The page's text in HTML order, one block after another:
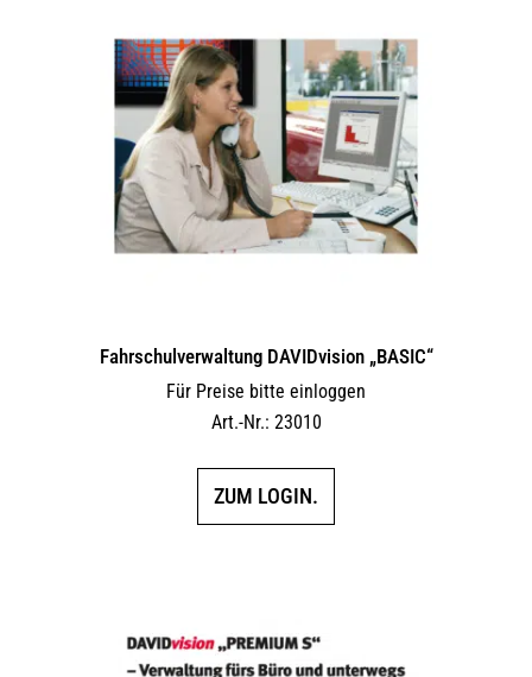
Fahrschulverwaltung DAVIDvision „BASIC“
Für Preise bitte einloggen
Art.-Nr.: 23010
ZUM LOGIN.